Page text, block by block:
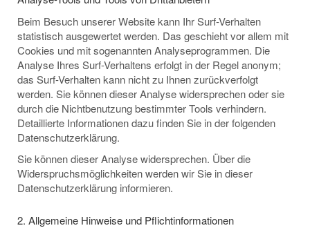
Beim Besuch unserer Website kann Ihr Surf-Verhalten
statistisch ausgewertet werden. Das geschieht vor allem mit
Cookies und mit sogenannten Analyseprogrammen. Die
Analyse Ihres Surf-Verhaltens erfolgt in der Regel anonym;
das Surf-Verhalten kann nicht zu Ihnen zurückverfolgt
werden. Sie können dieser Analyse widersprechen oder sie
durch die Nichtbenutzung bestimmter Tools verhindern.
Detaillierte Informationen dazu finden Sie in der folgenden
Datenschutzerklärung.
Sie können dieser Analyse widersprechen. Über die
Widerspruchsmöglichkeiten werden wir Sie in dieser
Datenschutzerklärung informieren.
2. Allgemeine Hinweise und Pflichtinformationen